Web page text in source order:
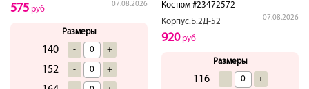
07.08.2026
575 руб
Размеры
140 - +
152 - +
Костюм #23472572
Корпус.Б.2Д-52
07.08.2026
920руб
Размеры
116 - +